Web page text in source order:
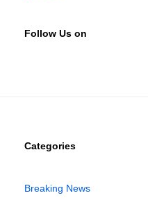
Follow Us on
Categories
Breaking News